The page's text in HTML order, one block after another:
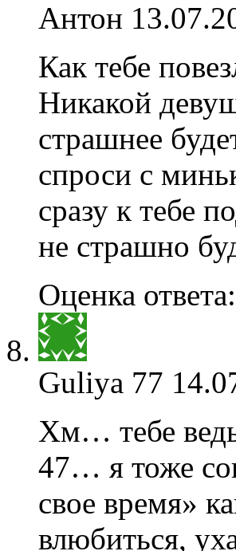
Антон
Как тебе
Никакой
страшнее
спроси с
сразу к тебе
не страшно
Оценка
Guliya 77
Хм… тебе ведь
47… я тоже
свое время»
влюбиться,